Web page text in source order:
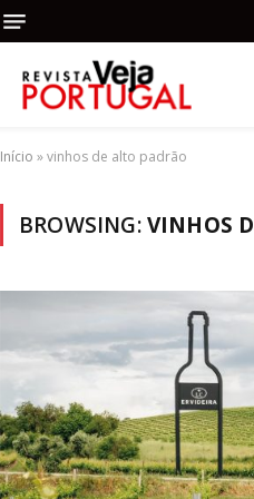
Início »vinhos de alto padrão
BROWSING:VINHOS